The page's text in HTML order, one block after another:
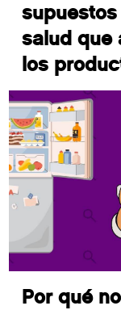
salud que
los
Por qué